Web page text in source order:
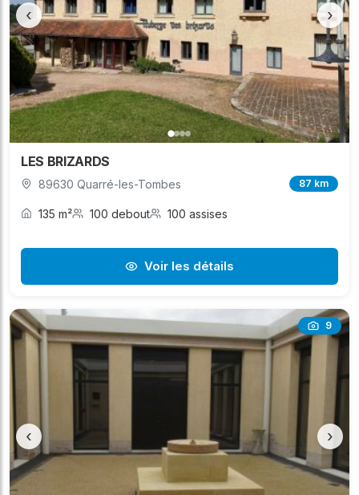
‹ ›
LES BRIZARDS
89630 Quarré-les-Tombes 87 km
135 m² 100 debout 100 assises
Voir les détails
9
‹ ›